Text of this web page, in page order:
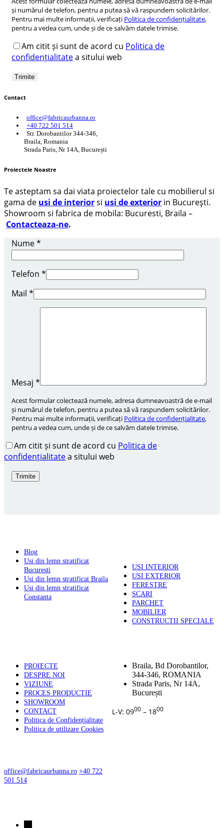
și numărul de telefon, pentru a putea să vă raspundem solicitărilor.
Pentru mai multe informații, verificați Politica de confidențialitate,
pentru a vedea cum, unde și de ce salvăm datele trimise.
Am citit și sunt de acord cu Politica de
confidențialitatea sitului web
Contact
office@fabricaurbanna.ro
+40 722 501 514
Str. Dorobantilor 344-346,
Braila, Romania
Strada Paris, Nr 14A, București
Proiectele Noastre
Te asteptam sa dai viata proiectelor tale cu mobilierul si
gama de usi de interiorsi usi de exterior in București.
Showroom si fabrica de mobila: Bucuresti, Braila –
Contacteaza-ne.
Nume*
Telefon *
Mail *
Mesaj *
Acest formular colectează numele, adresa dumneavoastră de e-mail
și numărul de telefon, pentru a putea să vă raspundem solicitărilor.
Pentru mai multe informații, verificați Politica de confidențialitate,
pentru a vedea cum, unde și de ce salvăm datele trimise.
Am citit și sunt de acord cu Politica de
confidențialitatea sitului web
Blog
Usi din lemn stratificat
Bucuresti
Usi din lemn stratificat Braila
Usi din lemn stratificat
Constanta
USI INTERIOR
USI EXTERIOR
FERESTRE
SCARI
PARCHET
MOBILIER
CONSTRUCTII SPECIALE
PROIECTE
DESPRE NOI
VIZIUNE
PROCES PRODUCTIE
SHOWROOM
CONTACT
Politica de Confidențialitate
Politica de utilizare Cookies
Braila, Bd Dorobantilor,
344-346, ROMANIA
Strada Paris, Nr 14A,
București
L-V: 0900 – 1800
office@fabricaurbanna.ro +40 722
501 514